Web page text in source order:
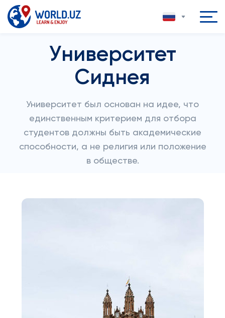
Университет
Сиднея
Университет был основан на идее, что
единственным критерием для отбора
студентов должны быть академические
способности, а не религия или положение
в обществе.